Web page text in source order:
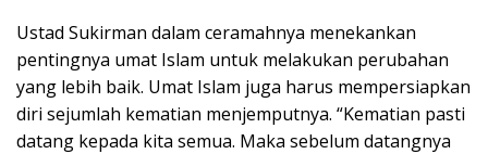
Ustad Sukirman dalam ceramahnya menekankan
pentingnya umat Islam untuk melakukan perubahan
yang lebih baik. Umat Islam juga harus mempersiapkan
diri sejumlah kematian menjemputnya. “Kematian pasti
datang kepada kita semua. Maka sebelum datangnya